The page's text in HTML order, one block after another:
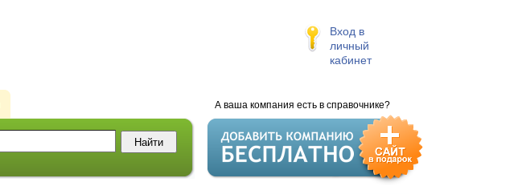
Вход в
личный
кабинет
А ваша компания есть в справочнике?